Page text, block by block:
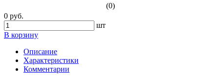
(0)
0 руб.
шт
В корзину
Описание
Характеристики
Комментарии